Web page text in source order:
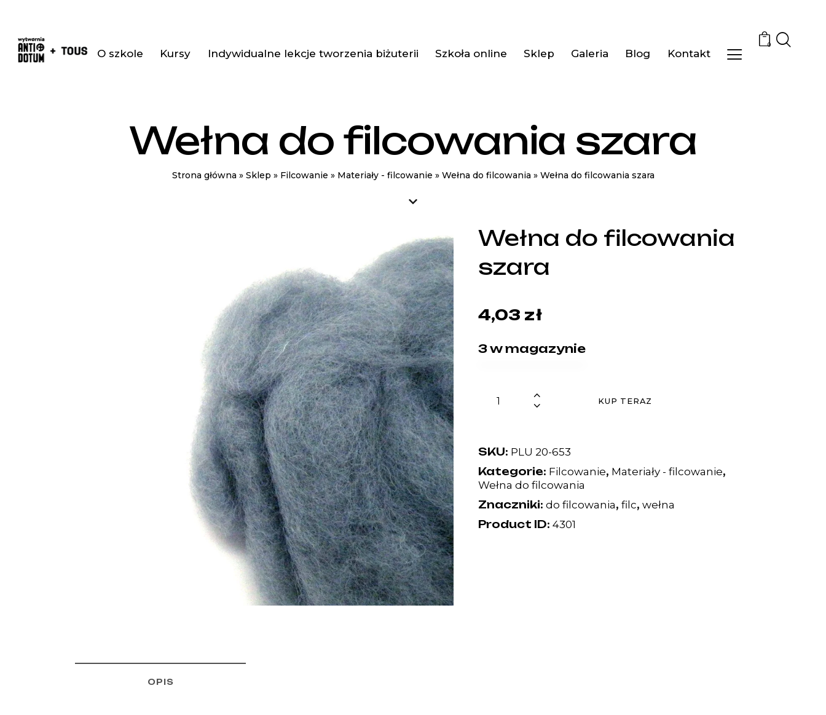
O szkole Kursy Indywidualne lekcje tworzenia biżuterii Szkoła online Sklep Galeria Blog Kontakt
0
Wełna do filcowania szara
Strona główna » Sklep » Filcowanie » Materiały - filcowanie » Wełna do filcowania » Wełna do filcowania szara
Wełna do filcowania
szara
4,03 zł
3 w magazynie
KUP TERAZ
SKU: PLU 20-653
Kategorie: Filcowanie, Materiały - filcowanie,
Wełna do filcowania
Znaczniki: do filcowania, filc, wełna
Product ID: 4301
OPIS